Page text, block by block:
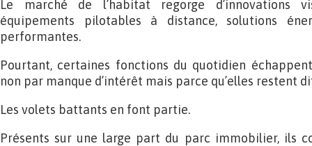
Le marché de l’habitat regorge d’innovations
équipements pilotables à distance, solutions
performantes.
Pourtant, certaines fonctions du quotidien
non par manque d’intérêt mais parce qu’elles restent
Les volets battants en font partie.
Présents sur une large part du parc immobilier, ils